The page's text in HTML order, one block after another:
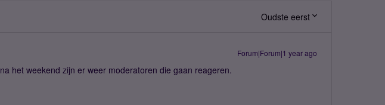
Oudste eerst
Forum|Forum|1 year ago
na het weekend zijn er weer moderatoren die gaan reageren.